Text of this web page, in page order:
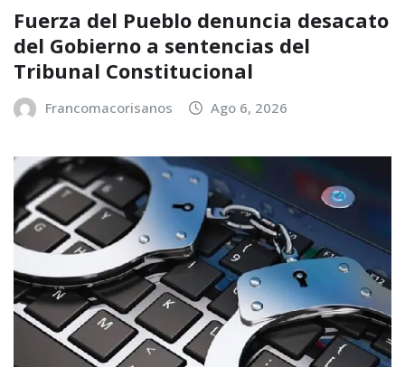
Fuerza del Pueblo denuncia desacato
del Gobierno a sentencias del
Tribunal Constitucional
Francomacorisanos Ago 6, 2026